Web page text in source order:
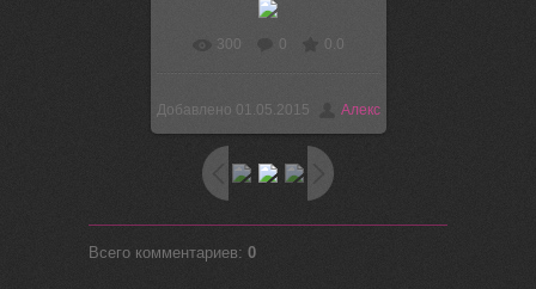
В реальном размере
949x1320/ 330.1Kb
300 0 0.0
Добавлено 01.05.2015 Алекс
Всего комментариев: 0